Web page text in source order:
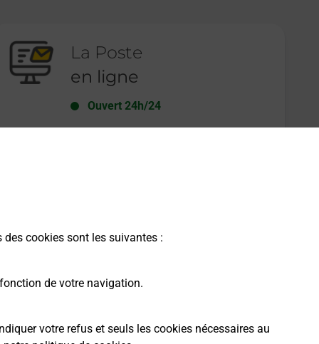
cookies sont les suivantes :
de votre navigation.
votre refus et seuls les cookies nécessaires au
La Poste
en ligne
Ouvert 24h/24